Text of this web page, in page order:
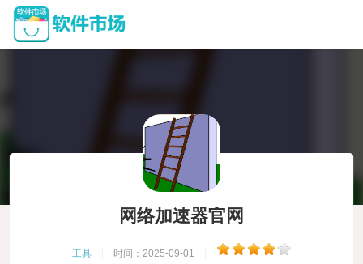
网络加速器官网
工具 时间：2025-09-01